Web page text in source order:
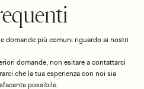
domande più comuni riguardo ai nostri
domande, non esitare a contattarci
che la tua esperienza con noi sia
possibile.